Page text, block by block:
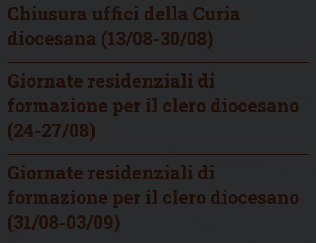
Chiusura uffici della Curia
diocesana (13/08-30/08)
Giornate residenziali di
formazione per il clero diocesano
(24-27/08)
Giornate residenziali di
formazione per il clero diocesano
(31/08-03/09)